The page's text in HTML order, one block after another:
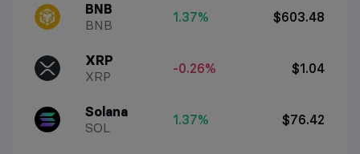
BNB
BNB
1.37% $603.48
XRP
XRP
-0.26% $1.04
Solana
SOL
1.37% $76.42